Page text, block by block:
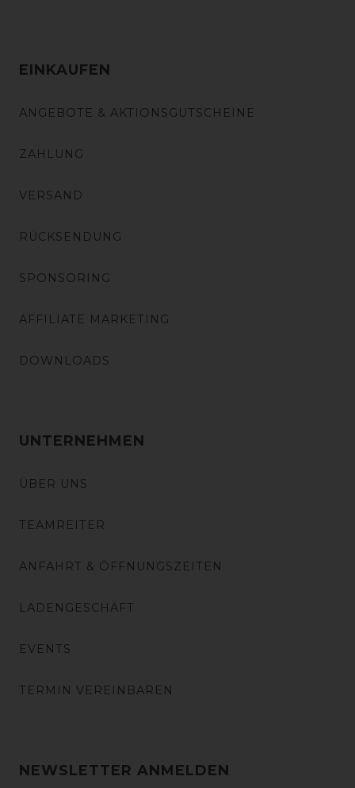
EINKAUFEN
ANGEBOTE & AKTIONSGUTSCHEINE
ZAHLUNG
VERSAND
RÜCKSENDUNG
SPONSORING
AFFILIATE MARKETING
DOWNLOADS
UNTERNEHMEN
ÜBER UNS
TEAMREITER
ANFAHRT & ÖFFNUNGSZEITEN
LADENGESCHÄFT
EVENTS
TERMIN VEREINBAREN
NEWSLETTER ANMELDEN